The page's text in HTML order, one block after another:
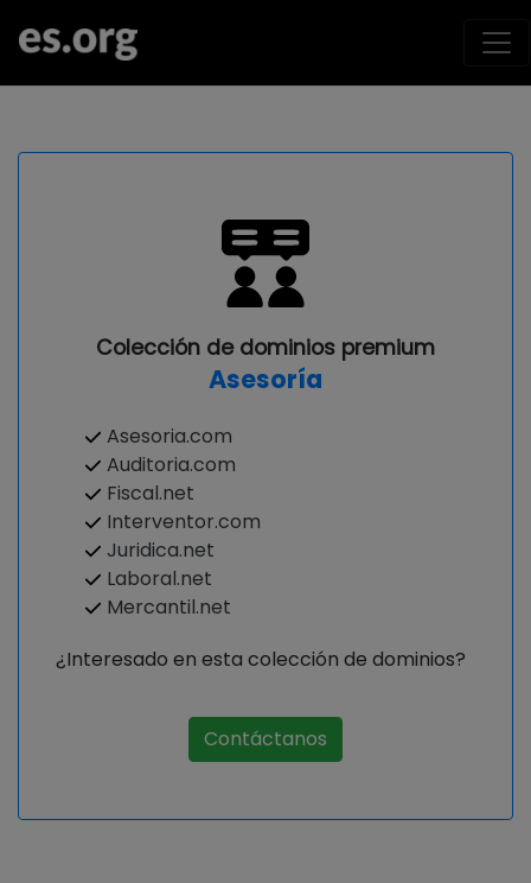
Colección de dominios premium
Asesoría
Asesoria.com
Auditoria.com
Fiscal.net
Interventor.com
Juridica.net
Laboral.net
Mercantil.net
¿Interesado en esta colección de dominios?
Contáctanos